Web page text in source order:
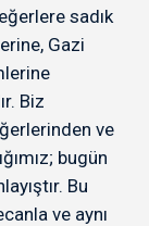
sadık
Gazi
Biz
ve
bugün
Bu
ve aynı